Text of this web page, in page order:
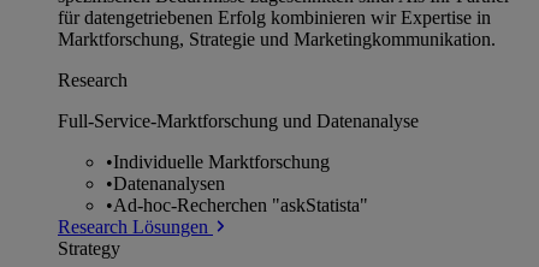
für datengetriebenen Erfolg kombinieren wir Expertise in
Marktforschung, Strategie und Marketingkommunikation.
Research
Full-Service-Marktforschung und Datenanalyse
•Individuelle Marktforschung
•Datenanalysen
•Ad-hoc-Recherchen "askStatista"
Research Lösungen
Strategy